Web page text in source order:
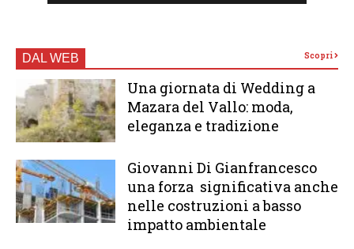
DAL WEB Scopri
Una giornata di Wedding a
Mazara del Vallo: moda,
eleganza e tradizione
Giovanni Di Gianfrancesco
una forza significativa anche
nelle costruzioni a basso
impatto ambientale